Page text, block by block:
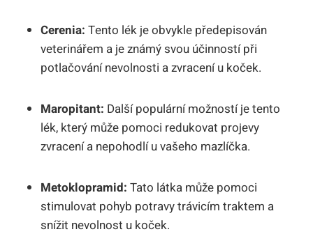
Cerenia: Tento lék je obvykle předepisován
veterinářem a je známý svou účinností při
potlačování nevolnosti a zvracení u koček.
Maropitant: Další populární možností je tento
lék, který může pomoci redukovat projevy
zvracení a nepohodlí u vašeho mazlíčka.
Metoklopramid: Tato látka může pomoci
stimulovat pohyb potravy trávicím traktem a
snížit nevolnost u koček.